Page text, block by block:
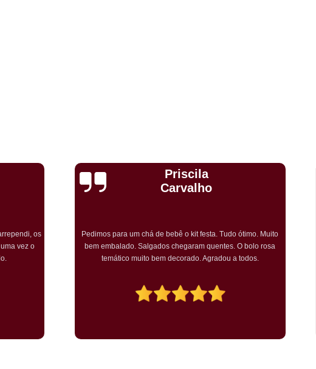
Kit Completo de Festa Pq Bristol
Kit Completo Festa Sacomã
Kit Festa
Kit Festa Infantil Completo
Mini Pastel de Festa Heliópolis
Muito
bolo rosa
Cristiane Dramali de
Oliveira
encomendei para o aniversário da minha mãe! Todos os
convidados gostaram muito! O preço também foi excelente e
tornarei a encomendar!